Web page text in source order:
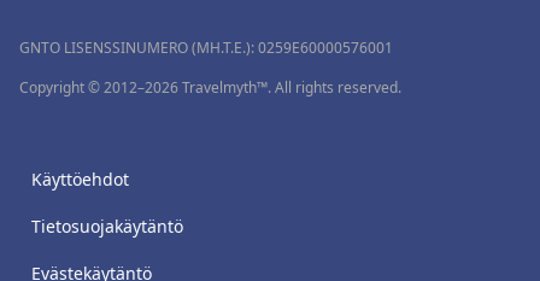
GNTO LISENSSINUMERO (MH.T.E.): 0259Ε60000576001
Copyright © 2012–2026 Travelmyth™. All rights reserved.
Käyttöehdot
Tietosuojakäytäntö
Evästekäytäntö